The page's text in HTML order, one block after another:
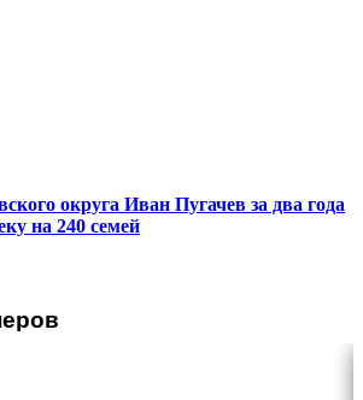
округа Иван Пугачев за два года
на 240 семей